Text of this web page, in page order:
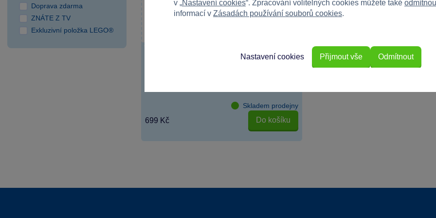
Doprava zdarma
ZNÁTE Z TV
Exkluzivní položka LEGO®
Ravensburger Labyrinth Junior Gábinin
Skladem prodejny
699 Kč Do košíku
v „Nastavení cookies“. Zpracování volitelných cookies můžete také
informací v Zásadách používání souborů cookies.
Odmítnout
Nastavení cookies Přijmout vše